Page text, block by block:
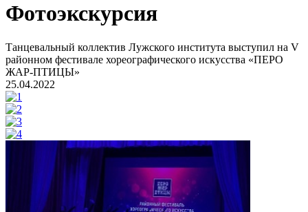
Фотоэкскурсия
Танцевальный коллектив Лужского института выступил на V
районном фестивале хореографического искусства «ПЕРО
ЖАР-ПТИЦЫ»
25.04.2022